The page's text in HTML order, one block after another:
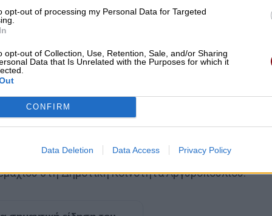
opt-out of processing my Personal Data for Targeted
opt-out of Collection, Use, Retention, Sale, and/or Sharing
Data that Is Unrelated with the Purposes for which it
CONFIRM
Data Deletion Data Access Privacy Policy
την πραγματοποίηση μουσικής εκδήλωσης
για ανάπτυξη τραπεζοκαθισμάτων στη Δημοτική
στο Δήμο Τυρνάβου.
για ανέγερση σταβλικών εγκαταστάσεων στη
για πτηνοτροφική εγκατάσταση (εκτροφής
στη Δημοτική Κοινότητα Αργυροπουλίου.